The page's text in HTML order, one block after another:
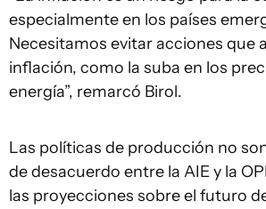
especialmente en los países
Necesitamos evitar acciones que
inflación, como la suba en los
energía”, remarcó Birol.
Las políticas de producción no
de desacuerdo entre la AIE y la
las proyecciones sobre el futuro